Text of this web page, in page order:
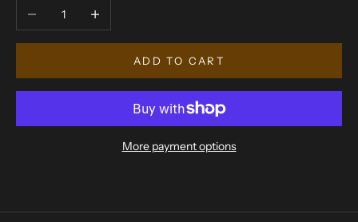
Decrease quantityIncrease quantity
ADD TO CART
More payment options